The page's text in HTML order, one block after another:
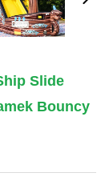
Slide
Bouncy